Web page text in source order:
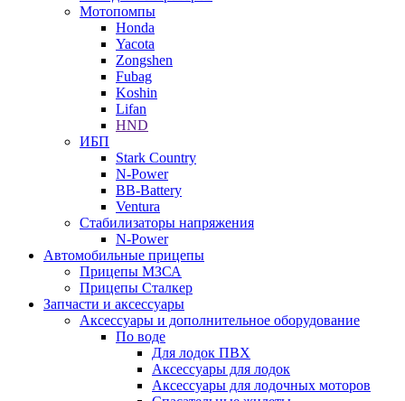
Мотопомпы
Honda
Yacota
Zongshen
Fubag
Koshin
Lifan
HND
ИБП
Stark Country
N-Power
BB-Battery
Ventura
Стабилизаторы напряжения
N-Power
Автомобильные прицепы
Прицепы МЗСА
Прицепы Сталкер
Запчасти и аксессуары
Аксессуары и дополнительное оборудование
По воде
Для лодок ПВХ
Аксессуары для лодок
Аксессуары для лодочных моторов